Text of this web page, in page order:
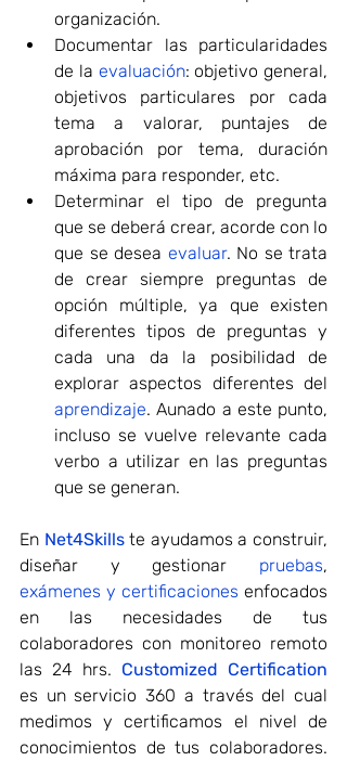
organización.
Documentar las particularidades
de la evaluación: objetivo general,
objetivos particulares por cada
tema a valorar, puntajes de
aprobación por tema, duración
máxima para responder, etc.
Determinar el tipo de pregunta
que se deberá crear, acorde con lo
que se desea evaluar. No se trata
de crear siempre preguntas de
opción múltiple, ya que existen
diferentes tipos de preguntas y
cada una da la posibilidad de
aprendizaje. Aunado a este punto,
incluso se vuelve relevante cada
verbo a utilizar en las preguntas
que se generan.
En Net4Skills te ayudamos a construir,
diseñar y gestionar pruebas
exámenes y certificaciones enfocados
en las necesidades de tus
colaboradores con monitoreo remoto
las 24 hrs. Customized Certification
es un servicio 360 a través del cual
medimos y certificamos el nivel de
conocimientos de tus colaboradores.